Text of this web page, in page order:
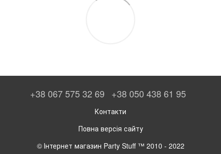
+38 067 575 32 69 +38 050 438 61 95
Контакти
Повна версія сайту
© Інтернет магазин Party Stuff ™ 2010 - 2022